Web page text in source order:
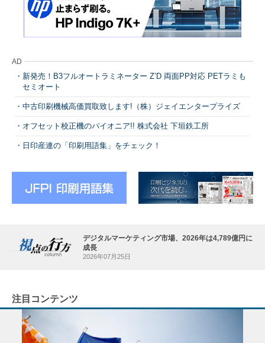
AD
新発売！B3フルオートラミネーター Z’D 両面PP対応 PETラミも
セミオート
中古印刷機械高価買取致します!（株）ジェイエンタープライズ
オフセット校正機のパイオニア!! 株式会社 下垣鉄工所
日印産連の「印刷用語集」をチェック！
デジタルマーケティング市場、2026年は4,789億円に
成長
2026年07月25日
注目コンテンツ